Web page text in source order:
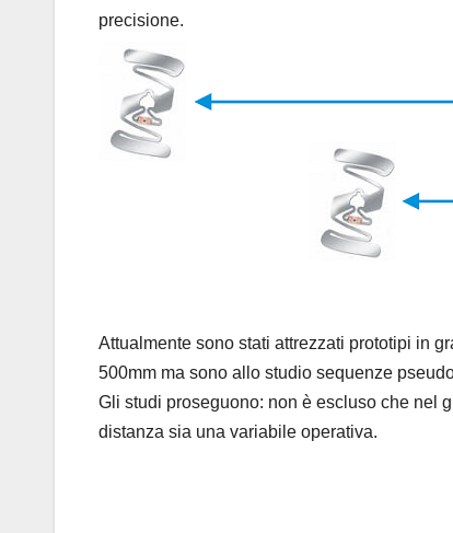
precisione.
Attualmente sono stati attrezzati prototipi in
500mm ma sono allo studio sequenze
Gli studi proseguono: non è escluso che nel
distanza sia una variabile operativa.